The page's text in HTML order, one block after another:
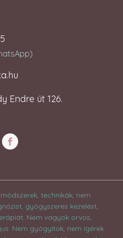
Endre út 126.
technikák, nem
gyógyszeres kezelést,
Nem vagyok orvos,
Nem gyógyítok, nem ígérek